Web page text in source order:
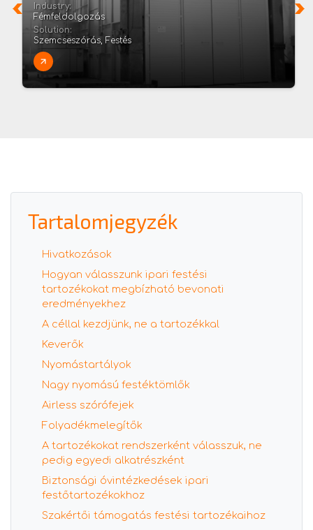
Industry:
Fémfeldolgozás
Solution:
Szemcseszórás, Festés
Tartalomjegyzék
Hivatkozások
Hogyan válasszunk ipari festési
tartozékokat megbízható bevonati
eredményekhez
A céllal kezdjünk, ne a tartozékkal
Keverők
Nyomástartályok
Nagy nyomású festéktömlők
Airless szórófejek
Folyadékmelegítők
A tartozékokat rendszerként válasszuk, ne
pedig egyedi alkatrészként
Biztonsági óvintézkedések ipari
festőtartozékokhoz
Szakértői támogatás festési tartozékaihoz